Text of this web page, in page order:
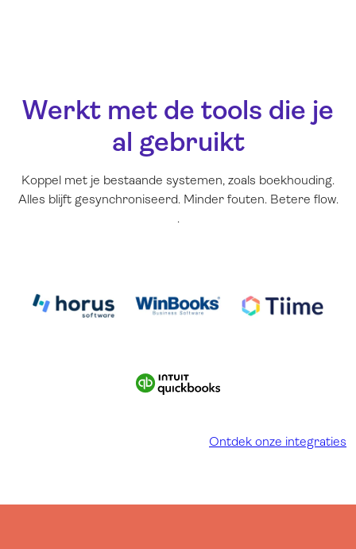
Werkt met de tools die je
al gebruikt
Koppel met je bestaande systemen, zoals boekhouding.
Alles blijft gesynchroniseerd. Minder fouten. Betere flow.
.
Ontdek onze integraties